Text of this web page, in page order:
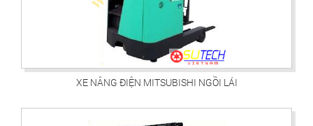
XE NÂNG ĐIỆN MITSUBISHI NGỒI LÁI